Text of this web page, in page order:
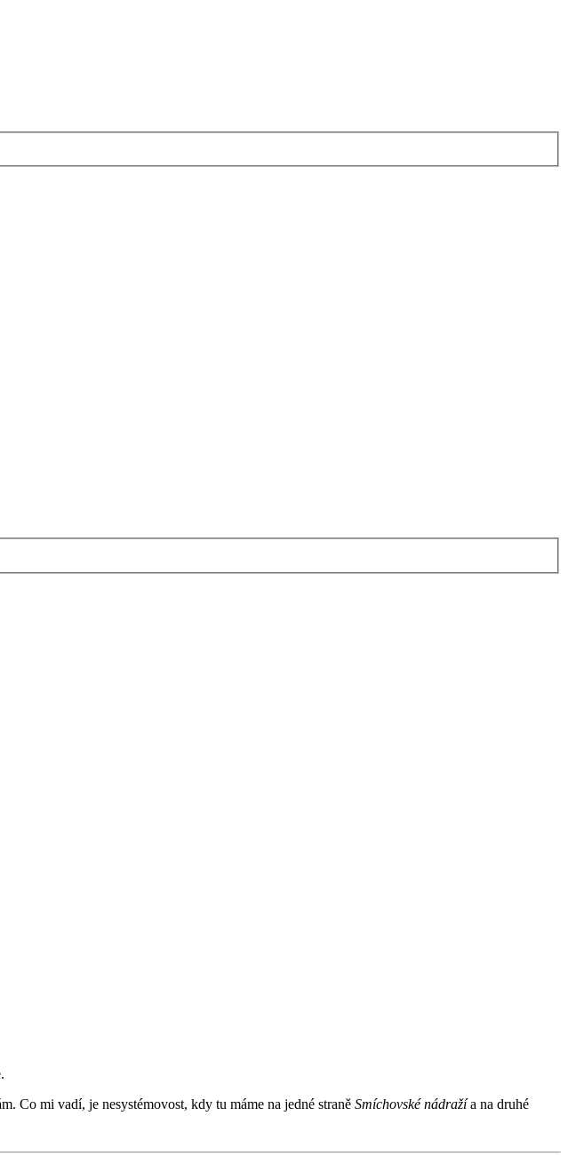
Co mi vadí, je nesystémovost, kdy tu máme na jedné straně Smíchovské nádražía na druhé